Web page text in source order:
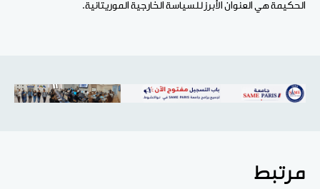
الحكيمة هي العنوان الأبرز للسياسة الخارجية الموريتانية.
مرتبط